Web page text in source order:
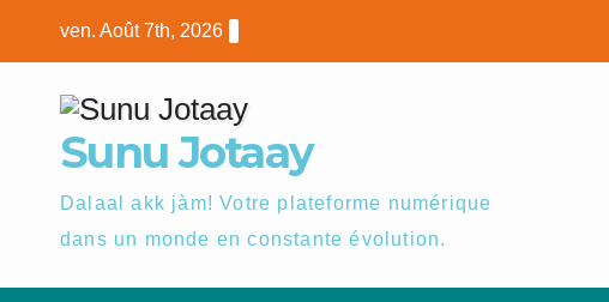
ven. Août 7th, 2026
Sunu Jotaay
Dalaal akk jàm! Votre plateforme numérique
dans un monde en constante évolution.